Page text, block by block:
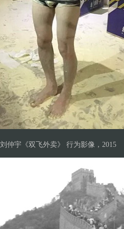
刘仲宇《双飞外卖》 行为影像，2015